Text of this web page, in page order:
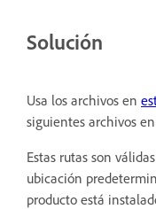
Solución
Usa los archivos en
siguientes archivos
Estas rutas son
ubicación
producto está